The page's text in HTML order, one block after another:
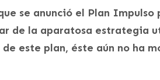
se anunció el Plan
de la aparatosa estrategia
este plan, éste aún no ha